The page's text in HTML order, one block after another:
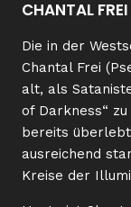
CHANTAL FREI
Die in der
Chantal Frei
alt, als
of Darkness“
bereits
ausreichend
Kreise der